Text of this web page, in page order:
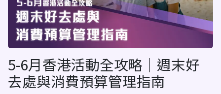
5-6月香港活動全攻略｜週末好
去處與消費預算管理指南